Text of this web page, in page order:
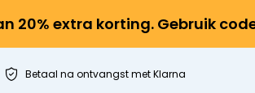
20% extra korting. Gebruik
Betaal na ontvangst met Klarna